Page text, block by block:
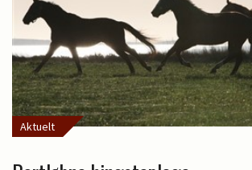
Aktuelt